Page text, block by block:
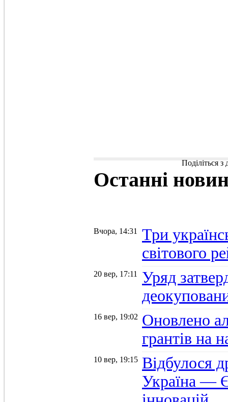
Поділіться
Останні
Вчора, 14:31
Три
світового
20 вер, 17:11
Уряд
16 вер, 19:02 Оновлено
грантів на
10 вер, 19:15 Відбулося
Україна —